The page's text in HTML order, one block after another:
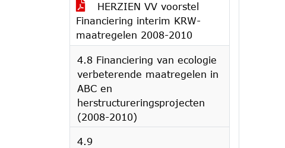
HERZIEN VV voorstel
Financiering interim KRW-
maatregelen 2008-2010
4.8 Financiering van ecologie
verbeterende maatregelen in
ABC en
herstructureringsprojecten
(2008-2010)
4.9